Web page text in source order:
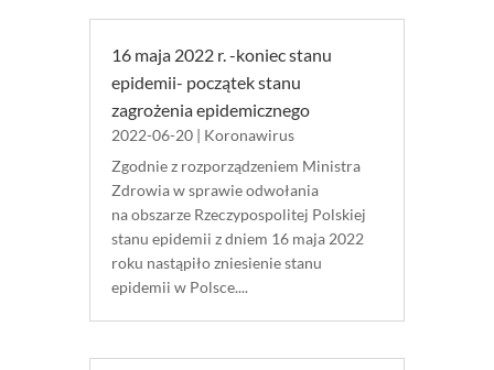
16 maja 2022 r. -koniec stanu
epidemii- początek stanu
zagrożenia epidemicznego
2022-06-20| Koronawirus
Zgodnie z rozporządzeniem Ministra
Zdrowia w sprawie odwołania
na obszarze Rzeczypospolitej Polskiej
stanu epidemii z dniem 16 maja 2022
roku nastąpiło zniesienie stanu
epidemii w Polsce....